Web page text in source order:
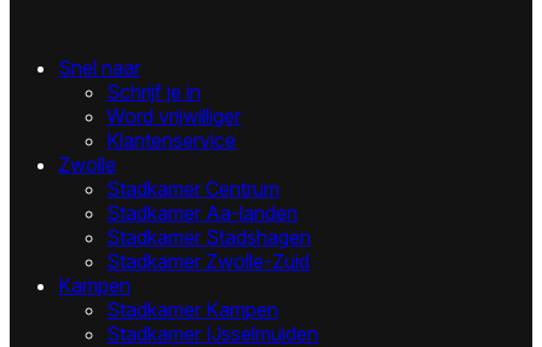
Snel naar
Schrijf je in
Word vrijwilliger
Klantenservice
Zwolle
Stadkamer Centrum
Stadkamer Aa-landen
Stadkamer Stadshagen
Stadkamer Zwolle-Zuid
Kampen
Stadkamer Kampen
Stadkamer IJsselmuiden